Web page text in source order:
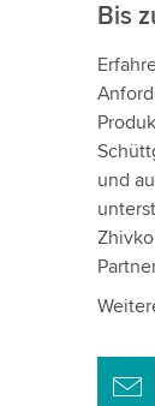
Bis
und